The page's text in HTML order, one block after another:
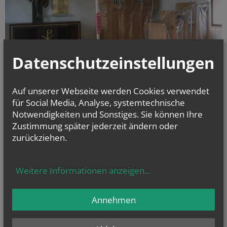
Am Osterdienstag wurden alle beweglichen Gegenstände aus der Kirche
entfernt. Einige fleißige Jugendliche verpackten die unbeweglichen
Einrichtungsgegenstände staubdicht. Die Marienstatue wanderte in den
neu eingerichteten Gebetsraum im Foyer. Schließlich wanderte auch der
Altar in Saal.
Datenschutzeinstellungen
Auf unserer Webseite werden Cookies verwendet
für Social Media, Analyse, systemtechnische
Notwendigkeiten und Sonstiges. Sie können Ihre
Zustimmung später jederzeit ändern oder
zurückziehen.
Weitere Informationen anzeigen...
Annehmen